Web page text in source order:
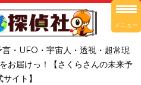
・UFO・宇宙人・透視・超常現
お届けっ！【さくらさんの未来予
イト】
メニュー